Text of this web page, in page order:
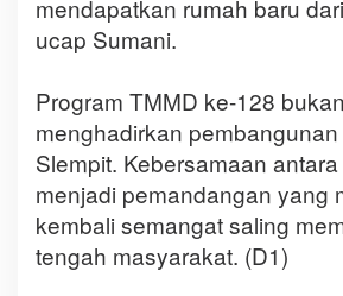
mendapatkan rumah baru
ucap Sumani.
‎Program TMMD ke-128
menghadirkan
Slempit. Kebersamaan
menjadi pemandangan yang
kembali semangat saling
tengah masyarakat. (D1)